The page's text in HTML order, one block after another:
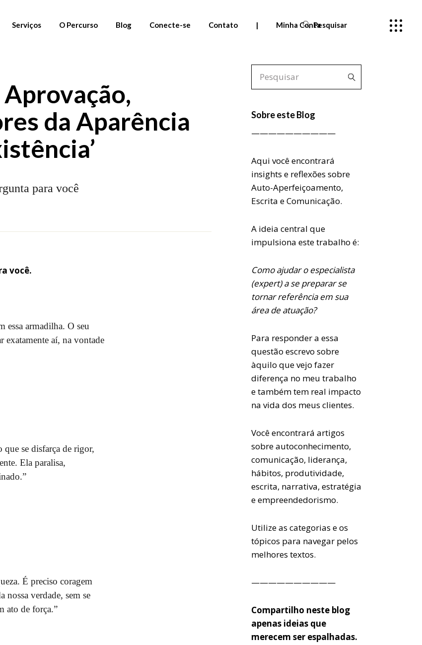
Serviços O Percurso
02. Percursos
03. Mentoria
Blog Conecte-se
Fornecedores
Contato | Minha Conta
Pedidos
Meus cursos
Pesquisar
Aprovação,
da Aparência
para você
você.
essa armadilha. O seu
exatamente aí, na vontade
que se disfarça de rigor,
Ela paralisa,
É preciso coragem
nossa verdade, sem se
ato de força.”
Sobre este Blog
——————————
Aqui você encontrará
insights e reflexões sobre
Auto-Aperfeiçoamento,
Escrita e Comunicação.
A ideia central que
impulsiona este trabalho é:
Como ajudar o especialista
(expert) a se preparar se
tornar referência em sua
área de atuação?
Para responder a essa
questão escrevo sobre
àquilo que vejo fazer
diferença no meu trabalho
e também tem real impacto
na vida dos meus clientes.
Você encontrará artigos
sobre autoconhecimento,
comunicação, liderança,
hábitos, produtividade,
escrita, narrativa, estratégia
e empreendedorismo.
Utilize as categorias e os
tópicos para navegar pelos
melhores textos.
——————————
Compartilho neste blog
apenas ideias que
merecem ser espalhadas.